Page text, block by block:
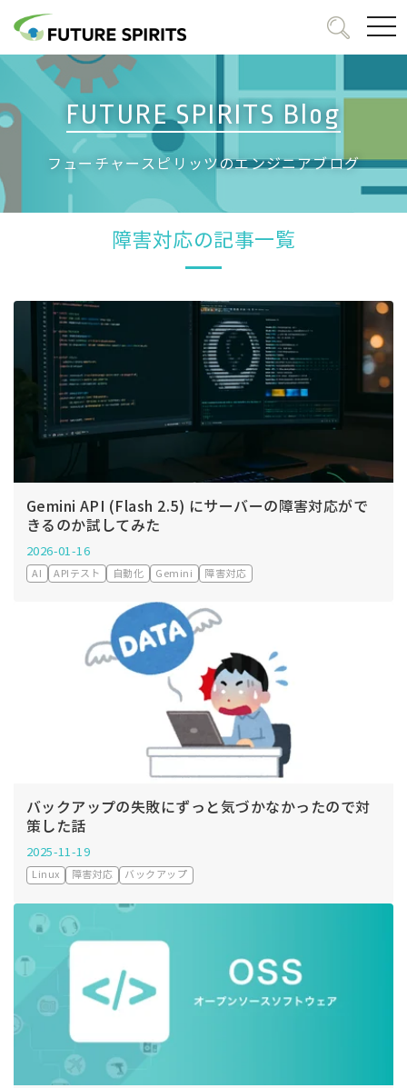
FUTURE SPIRITS Blog
フューチャースピリッツのエンジニアブログ
障害対応の記事一覧
Gemini API (Flash 2.5) にサーバーの障害対応がで
きるのか試してみた
2026-01-16
AI APIテスト 自動化 Gemini 障害対応
バックアップの失敗にずっと気づかなかったので対
策した話
2025-11-19
Linux 障害対応 バックアップ